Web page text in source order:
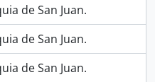
de San Juan.
de San Juan.
de San Juan.